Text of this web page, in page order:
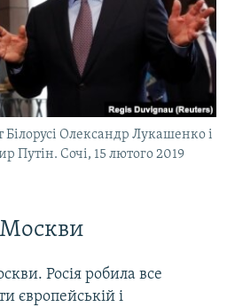
Білорусі Олександр Лукашенко і
Путін. Сочі, 15 лютого 2019
Москви
Росія робила все
європейській і